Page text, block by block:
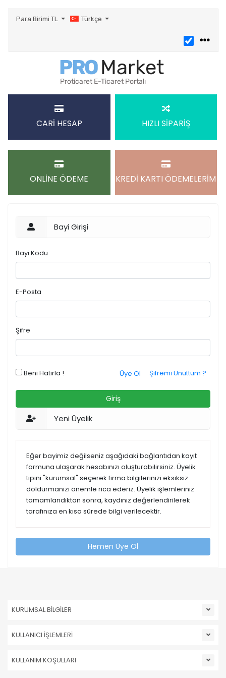
Para Birimi TL Türkçe
CARİ HESAP HIZLI SİPARİŞ
ONLİNE ÖDEME KREDİ KARTI ÖDEMELERİM
Bayi Girişi
Bayi Kodu
E-Posta
Şifre
Beni Hatırla ! Şifremi Unuttum ?
Üye Ol
Giriş
Yeni Üyelik
Eğer bayimiz değilseniz aşağıdaki bağlantıdan kayıt
formuna ulaşarak hesabınızı oluşturabilirsiniz. Üyelik
tipini "kurumsal" seçerek firma bilgilerinizi eksiksiz
doldurmanızı önemle rica ederiz. Üyelik işlemleriniz
tamamlandıktan sonra, kaydınız değerlendirilerek
tarafınıza en kısa sürede bilgi verilecektir.
Hemen Üye Ol
KURUMSAL BİLGİLER
KULLANICI İŞLEMLERİ
KULLANIM KOŞULLARI